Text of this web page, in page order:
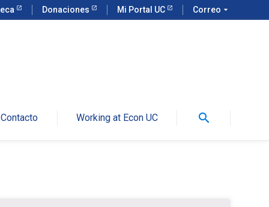
Donaciones Mi Portal UC Correo arrow_drop_down
Contacto Working at Econ UC search